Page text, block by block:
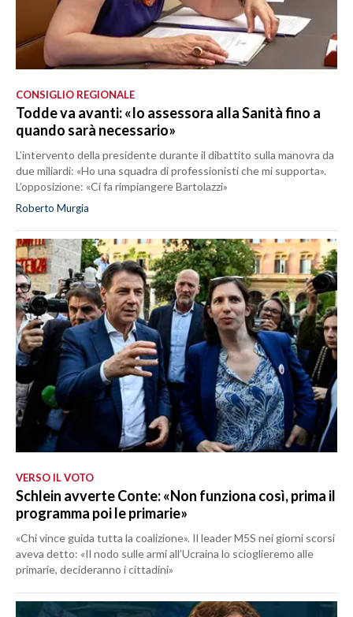
CONSIGLIO REGIONALE
Todde va avanti: «Io assessora alla Sanità fino a
quando sarà necessario»
L’intervento della presidente durante il dibattito sulla manovra da
due miliardi: «Ho una squadra di professionisti che mi supporta».
L’opposizione: «Ci fa rimpiangere Bartolazzi»
Roberto Murgia
VERSO IL VOTO
Schlein avverte Conte: «Non funziona così, prima il
programma poi le primarie»
«Chi vince guida tutta la coalizione». Il leader M5S nei giorni scorsi
aveva detto: «Il nodo sulle armi all’Ucraina lo scioglieremo alle
primarie, decideranno i cittadini»